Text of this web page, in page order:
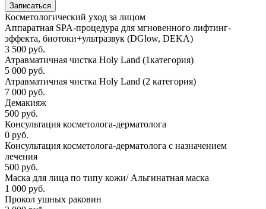
Записаться
Косметологический уход за лицом
Аппаратная SPA-процедура для мгновенного лифтинг-
эффекта, биотоки+ультразвук (DGlow, DEKA)
3 500 руб.
Атравматичная чистка Holy Land (1категория)
5 000 руб.
Атравматичная чистка Holy Land (2 категория)
7 000 руб.
Демакияж
500 руб.
Консультация косметолога-дерматолога
0 руб.
Консультация косметолога-дерматолога с назначением
лечения
500 руб.
Маска для лица по типу кожи/ Альгинатная маска
1 000 руб.
Прокол ушных раковин